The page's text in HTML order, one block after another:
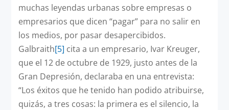
muchas leyendas urbanas sobre empresas o
empresarios que dicen “pagar” para no salir en
los medios, por pasar desapercibidos.
Galbraith[5] cita a un empresario, Ivar Kreuger,
que el 12 de octubre de 1929, justo antes de la
Gran Depresión, declaraba en una entrevista:
“Los éxitos que he tenido han podido atribuirse,
quizás, a tres cosas: la primera es el silencio, la